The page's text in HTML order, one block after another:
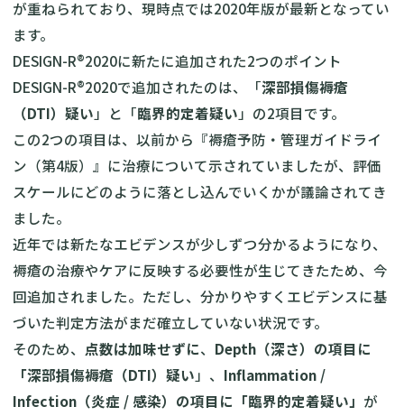
が重ねられており、現時点では2020年版が最新となってい
ます。
DESIGN-R®2020に新たに追加された2つのポイント
DESIGN-R®2020で追加されたのは、「深部損傷褥瘡
（DTI）疑い 」と「臨界的定着疑い 」の2項目です。
この2つの項目は、以前から『褥瘡予防・管理ガイドライ
ン（第4版）』に治療について示されていましたが、評価
スケールにどのように落とし込んでいくかが議論されてき
ました。
近年では新たなエビデンスが少しずつ分かるようになり、
褥瘡の治療やケアに反映する必要性が生じてきたため、今
回追加されました。ただし、分かりやすくエビデンスに基
づいた判定方法がまだ確立していない状況です。
そのため、 点数は加味せずに、 Depth（深さ）の項目に
「深部損傷褥瘡（DTI）疑い 」、 Inflammation /
Infection（炎症 / 感染）の項目に「臨界的定着疑い」 が